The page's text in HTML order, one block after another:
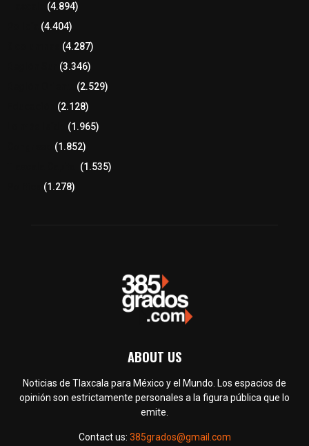
(4.894)
(4.404)
(4.287)
(3.346)
(2.529)
(2.128)
(1.965)
(1.852)
(1.535)
(1.278)
ABOUT US
Noticias de Tlaxcala para México y el Mundo. Los espacios de
opinión son estrictamente personales a la figura pública que lo
emite.
Contact us: 385grados@gmail.com